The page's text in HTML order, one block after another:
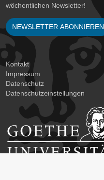
wöchentlichen Newsletter!
NEWSLETTER ABONNIEREN
Kontakt
Impressum
Datenschutz
Datenschutzeinstellungen